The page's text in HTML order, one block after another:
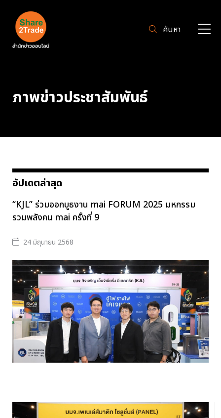
ค้นหา
ภาพข่าวประชาสัมพันธ์
อัปเดตล่าสุด
“KJL” ร่วมออกบูธงาน mai FORUM 2025 มหกรรม
รวมพลังคน mai ครั้งที่ 9
24 มิถุนายน 2568